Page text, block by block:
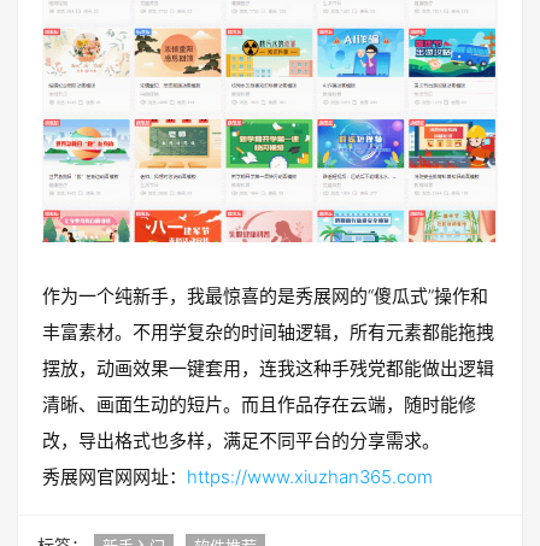
作为一个纯新手，我最惊喜的是秀展网的“傻瓜式”操作和
丰富素材。不用学复杂的时间轴逻辑，所有元素都能拖拽
摆放，动画效果一键套用，连我这种手残党都能做出逻辑
清晰、画面生动的短片。而且作品存在云端，随时能修
改，导出格式也多样，满足不同平台的分享需求。
秀展网官网网址： https://www.xiuzhan365.com